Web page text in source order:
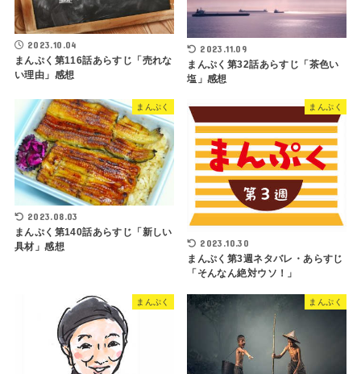
2023.10.04
まんぷく第116話あらすじ「売れな
い理由」感想
2023.11.09
まんぷく第32話あらすじ「茶色い
塩」感想
まんぷく
2023.08.03
まんぷく第140話あらすじ「新しい
具材」感想
まんぷく
2023.10.30
まんぷく第3週ネタバレ・あらすじ
「そんなん絶対ウソ！」
まんぷく まんぷく